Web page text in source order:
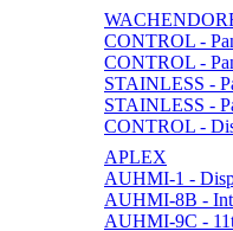
CONTROL -
CONTROL -
STAINLESS -
STAINLESS -
CONTROL -
APLEX
AUHMI-1 -
AUHMI-8B -
AUHMI-9C -